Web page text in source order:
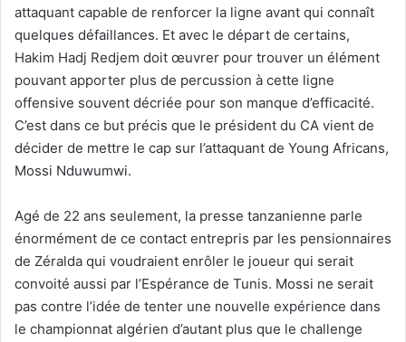
attaquant capable de renforcer la ligne avant qui connaît
quelques défaillances. Et avec le départ de certains,
Hakim Hadj Redjem doit œuvrer pour trouver un élément
pouvant apporter plus de percussion à cette ligne
offensive souvent décriée pour son manque d’efficacité.
C’est dans ce but précis que le président du CA vient de
décider de mettre le cap sur l’attaquant de Young Africans,
Mossi Nduwumwi.
Agé de 22 ans seulement, la presse tanzanienne parle
énormément de ce contact entrepris par les pensionnaires
de Zéralda qui voudraient enrôler le joueur qui serait
convoité aussi par l’Espérance de Tunis. Mossi ne serait
pas contre l’idée de tenter une nouvelle expérience dans
le championnat algérien d’autant plus que le challenge